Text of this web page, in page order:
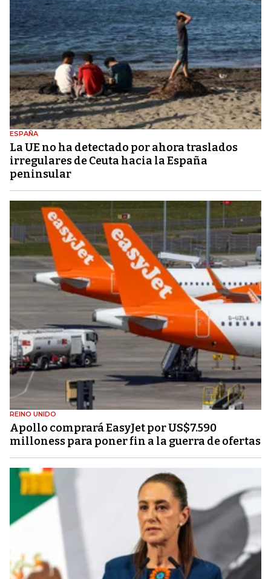
ESPAÑA
La UE no ha detectado por ahora traslados
irregulares de Ceuta hacia la España
peninsular
REINO UNIDO
Apollo comprará EasyJet por US$7.590
milloness para poner fin a la guerra de ofertas